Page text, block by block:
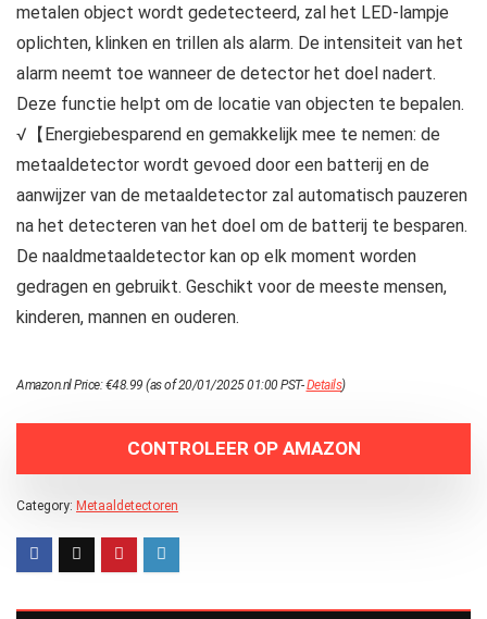
metalen object wordt gedetecteerd, zal het LED-lampje
oplichten, klinken en trillen als alarm. De intensiteit van het
alarm neemt toe wanneer de detector het doel nadert.
Deze functie helpt om de locatie van objecten te bepalen.
√【Energiebesparend en gemakkelijk mee te nemen: de
metaaldetector wordt gevoed door een batterij en de
aanwijzer van de metaaldetector zal automatisch pauzeren
na het detecteren van het doel om de batterij te besparen.
De naaldmetaaldetector kan op elk moment worden
gedragen en gebruikt. Geschikt voor de meeste mensen,
kinderen, mannen en ouderen.
Amazon.nl Price:€48.99 (as of 20/01/2025 01:00 PST-Details)
CONTROLEER OP AMAZON
Category: Metaaldetectoren